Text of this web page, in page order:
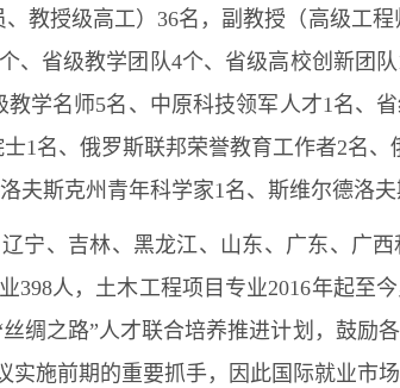
教授级高工）36名，副教授（高级工
、省级教学团队4个、省级高校创新团
学名师5名、中原科技领军人才1名、
1名、俄罗斯联邦荣誉教育工作者2名
夫斯克州青年科学家1名、斯维尔德洛
宁、吉林、黑龙江、山东、广东、广
398人，土木工程项目专业2016年起至
绸之路”人才联合培养推进计划，鼓励
施前期的重要抓手，因此国际就业市